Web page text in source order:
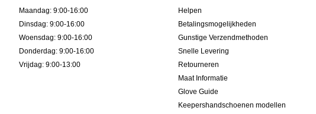
Maandag: 9:00-16:00
Dinsdag: 9:00-16:00
Woensdag: 9:00-16:00
Donderdag: 9:00-16:00
Vrijdag: 9:00-13:00
Helpen
Betalingsmogelijkheden
Gunstige Verzendmethoden
Snelle Levering
Retourneren
Maat Informatie
Glove Guide
Keepershandschoenen modellen